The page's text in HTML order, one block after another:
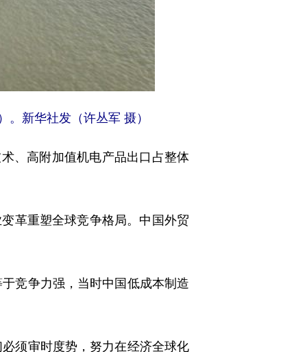
新华社发（许丛军 摄）
、高附加值机电产品出口占整体
革重塑全球竞争格局。中国外贸
竞争力强，当时中国低成本制造
须审时度势，努力在经济全球化